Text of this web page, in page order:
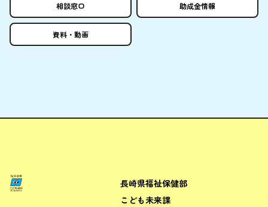
相談窓口 助成金情報
資料 ・ 動画
ながさきこども場所ポータルサ
長崎県福祉保健部
こども未来課